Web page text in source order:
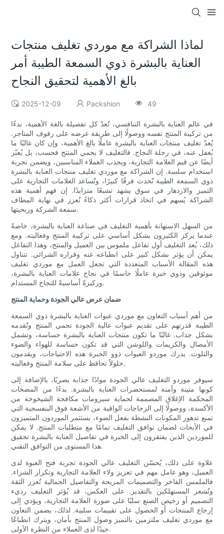
لماذا الشراكة مع موردي تغليف منتجات
العناية بالبشرة ذوي السمعة الطيبة أمر
بالغ الأهمية لتحقيق النجاح
2025-12-09 Packshion 49
في عالم العناية بالبشرة التنافسي، تُعدّ كل تفصيلة بالغة الأهمية، بدءًا
من تركيبة المنتج نفسه ووصولًا إلى طريقة عرضه على رفوف المتاجر.
يُعدّ تغليف منتجات العناية بالبشرة عاملًا بالغ الأهمية، وإن كان غالبًا ما
يُغفل عنه، في رحلة النجاح. فالتغليف لا يحمي المنتج فحسب، بل يُعبّر
أيضًا عن قيم العلامة التجارية، ويجذب العملاء المناسبين، ويضمن تجربة
استخدام سلسة. إن الشراكة مع موردي تغليف منتجات العناية بالبشرة
ذوي السمعة الطيبة تُحدث فرقًا كبيرًا، وتُساعد العلامات التجارية على
التميز والازدهار في سوق يشهد تشبعًا متزايدًا. إن فهم أهمية هذه
الشراكة يُسهم في اتخاذ قرارات أكثر ذكاءً تُعزز في نهاية المطاف
سمعة الشركة وربحيتها.
من السهل الاستهانة بأهمية التغليف في صناعة العناية بالبشرة، خاصةً
عندما يركز الكثيرون بشكل أساسي على تركيبة المنتج وفعاليته. ومع
ذلك، يُعد التغليف أول تفاعل ملموس بين العميل والمنتج، وهذا التفاعل
يمكن أن يؤثر بشكل كبير على انطباعه عنه وقراره الشرائي. تتناول
هذه المقالة الأسباب المتعددة التي تجعل العمل مع موردي تغليف
موثوقين وذوي خبرة عاملًا حاسمًا في نجاح علامات العناية بالبشرة،
وركيزةً أساسيةً للنجاح المستدام.
ضمان عرض عالي الجودة وحماية المنتج
من أهم أسباب التعاون مع موردي عبوات العناية بالبشرة ذوي السمعة
الطيبة قدرتهم على تقديم عبوات عالية الجودة تحمي المنتج وتُقدمه
بشكل جذاب. غالبًا ما تكون منتجات العناية بالبشرة حساسة، وتشمل
الأمصال والكريمات واللوشن التي قد تكون حساسة للهواء والضوء
والتلوث. يدرك موردو العبوات ذوو الخبرة هذه الاحتياجات، ويقدمون
حلولاً تحافظ على سلامة المنتج وفعاليته.
سيوفر موردو التغليف عالي الجودة موادًا جذابة بصريًا، بالإضافة إلى
كونها متينة وآمنة لمستحضرات العناية بالبشرة. بدءًا من المضخات
المحكمة الإغلاق المصممة لحماية سيرومات مكافحة الشيخوخة من
الأكسدة، ووصولًا إلى الزجاجات الواقية من الأشعة فوق البنفسجية التي
تمنع تدهور المكونات النشطة بفعل الضوء، يستثمر الموردون المتميزون
في الأبحاث لضمان توافق التغليف تمامًا مع متطلبات المنتج. لا يمكن
للموردين الذين يفتقرون إلى الخبرة في تفاصيل العناية بالبشرة تحقيق
هذا المستوى من التوافق التقني.
علاوة على ذلك، يُحسّن التغليف عالي الجودة تجربة فتح العبوة لدى
العميل، وهو عامل مهم في تعزيز ولاء العلامة التجارية وتكرار الشراء.
فالملمس الفاخر والتصميمات المريحة والتفاصيل الجمالية تُعزز الثقة
وتُشعر المستهلكين بالتقدير. على العكس، قد يُؤثر التغليف رديء
التصميم أو رخيص الصنع سلبًا على صورة العلامة التجارية، ويؤدي إلى
إرجاع المنتجات أو الحصول على تقييمات سلبية. لذلك، يضمن التعاون
مع موردي تغليف ملتزمين بالتميز وصول المنتج بأمان، ويترك انطباعًا
جيدًا لدى العملاء من النظرة الأولى.